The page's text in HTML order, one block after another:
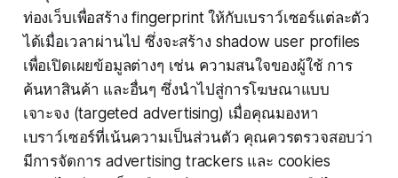
ท่องเว็บเพื่อสร้าง fingerprint ให้กับเบราว์เซอร์แต่ละตัว
ได้เมื่อเวลาผ่านไป ซึ่งจะสร้าง shadow user profiles
เพื่อเปิดเผยข้อมูลต่างๆ เช่น ความสนใจของผู้ใช้ การ
ค้นหาสินค้า และอื่นๆ ซึ่งนำไปสู่การโฆษณาแบบ
เจาะจง (targeted advertising) เมื่อคุณมองหา
เบราว์เซอร์ที่เน้นความเป็นส่วนตัว คุณควรตรวจสอบว่า
มีการจัดการ advertising trackers และ cookies